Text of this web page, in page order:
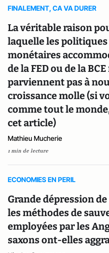
FINALEMENT, CA VA DURER
La véritable raison
laquelle les politiques
monétaires
de la FED ou de la BCE
parviennent pas à
croissance molle (si
comme tout le
cet article)
Mathieu Mucherie
1 min de lecture
ECONOMIES EN PERIL
Grande dépression de
les méthodes de
employées par les
saxons ont-elles